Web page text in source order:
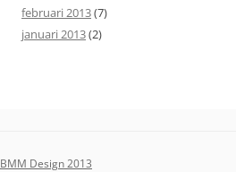
februari 2013(7)
januari 2013(2)
BMM Design 2013